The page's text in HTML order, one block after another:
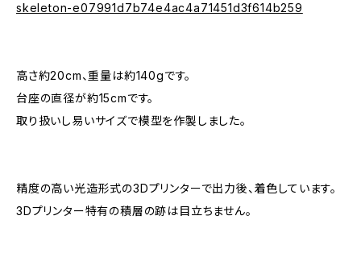
skeleton-e07991d7b74e4ac4a71451d3f614b259
高さ約20cm、重量は約140gです。
台座の直径が約15cmです。
取り扱いし易いサイズで模型を作製しました。
精度の高い光造形式の3Dプリンターで出力後、着色しています。
3Dプリンター特有の積層の跡は目立ちません。